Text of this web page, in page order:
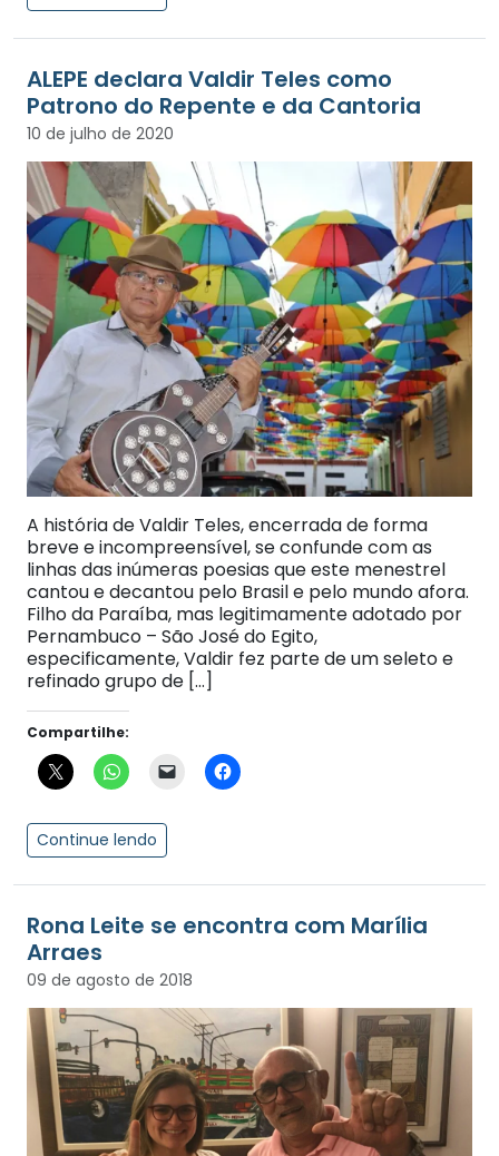
ALEPE declara Valdir Teles como
Patrono do Repente e da Cantoria
10 de julho de 2020
A história de Valdir Teles, encerrada de forma
breve e incompreensível, se confunde com as
linhas das inúmeras poesias que este menestrel
cantou e decantou pelo Brasil e pelo mundo afora.
Filho da Paraíba, mas legitimamente adotado por
Pernambuco – São José do Egito,
especificamente, Valdir fez parte de um seleto e
refinado grupo de […]
Compartilhe:
Continue lendo
Rona Leite se encontra com Marília
Arraes
09 de agosto de 2018